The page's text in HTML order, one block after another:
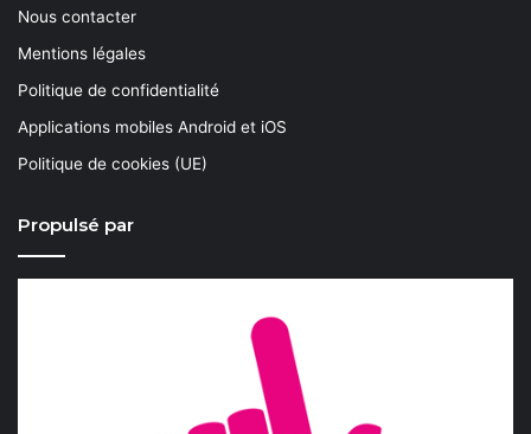
Nous contacter
Mentions légales
Politique de confidentialité
Applications mobiles Android et iOS
Politique de cookies (UE)
Propulsé par